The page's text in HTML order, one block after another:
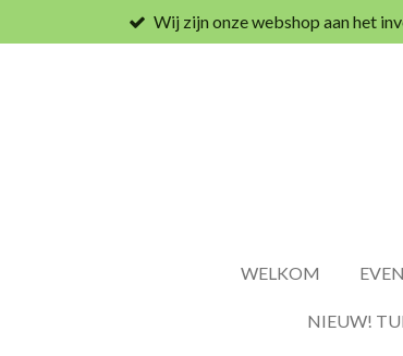
direct
Wij zijn onze webshop aan het
WELKOM
NIEUW!